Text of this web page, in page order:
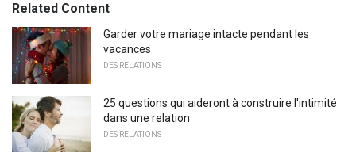
Related Content
Garder votre mariage intacte pendant les
vacances
DES RELATIONS
25 questions qui aideront à construire l'intimité
dans une relation
DES RELATIONS